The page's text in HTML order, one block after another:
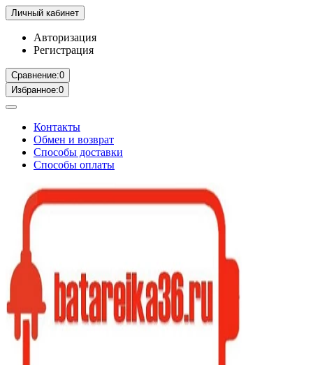
Личный кабинет
Авторизация
Регистрация
Сравнение:0
Избранное:0
Контакты
Обмен и возврат
Способы доставки
Способы оплаты